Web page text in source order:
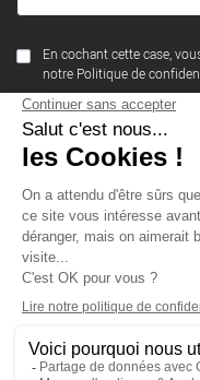
En cochant cette case,
notre Politique de
SUIVEZ-NOUS
NOTRE SOCIÉTÉ
PRODUITS